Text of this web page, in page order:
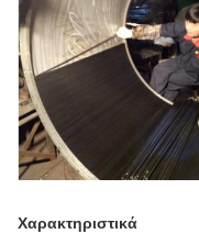
Χαρακτηριστικά